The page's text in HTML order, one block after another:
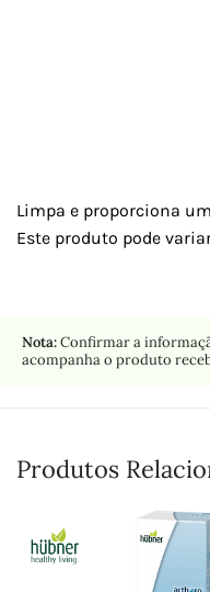
Limpa e proporciona
Este produto pode
Nota:Confirmar a
acompanha o produto
Produtos